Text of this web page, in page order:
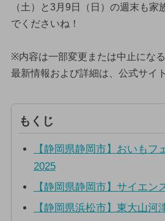
（土）と3月9日（日）の週末も家
でくださいね！
※内容は一部変更または中止にな
最新情報および詳細は、公式サイ
もくじ
【静岡県静岡市】おいもフ
2025
【静岡県静岡市】サイエン
【静岡県浜松市】東大山河